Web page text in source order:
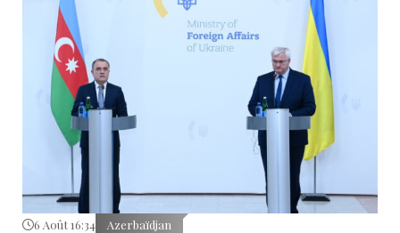
6 Août 16:34 Azerbaïdjan